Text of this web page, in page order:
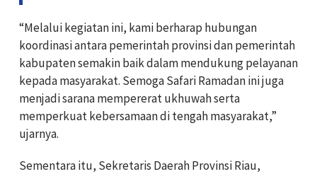
“Melalui kegiatan ini, kami berharap hubungan
koordinasi antara pemerintah provinsi dan pemerintah
kabupaten semakin baik dalam mendukung pelayanan
kepada masyarakat. Semoga Safari Ramadan ini juga
menjadi sarana mempererat ukhuwah serta
memperkuat kebersamaan di tengah masyarakat,”
ujarnya.
Sementara itu, Sekretaris Daerah Provinsi Riau,